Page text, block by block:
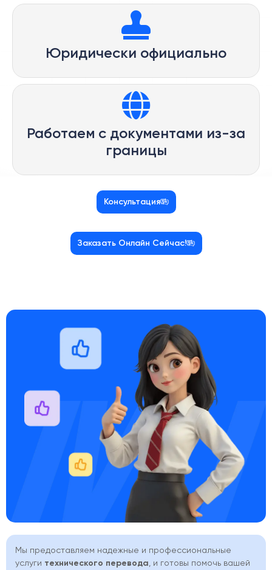
Юридически официально
Работаем с документами из-за
границы
Консультация
Заказать Онлайн Сейчас!
Мы предоставляем надежные и профессиональные
услуги технического перевода , и готовы помочь вашей